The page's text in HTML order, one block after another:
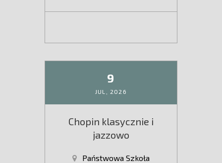
9
JUL, 2026
Chopin klasycznie i
jazzowo
Państwowa Szkoła